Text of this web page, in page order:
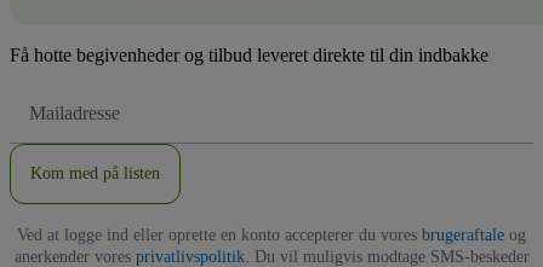
Få hotte begivenheder og tilbud leveret direkte til din indbakke
adresse
Kom med på listen
Ved at logge ind eller oprette en konto accepterer du vores brugeraftale og
anerkender vores privatlivspolitik. Du vil muligvis modtage SMS-beskeder